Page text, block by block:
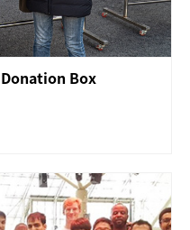
Donation Box